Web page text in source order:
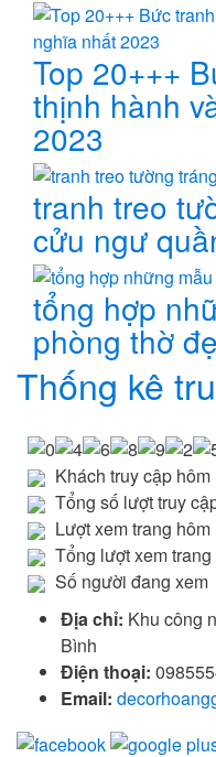
Top 20+++
thịnh hành
2023
tranh treo
cửu ngư
tổng hợp
phòng thờ
Thống kê
Khách truy cập hôm
Tổng số lượt truy
Lượt xem trang hôm
Tổng lượt xem trang
Số người đang xem
Địa chỉ: Khu công
Bình
Điện thoại:
Email: